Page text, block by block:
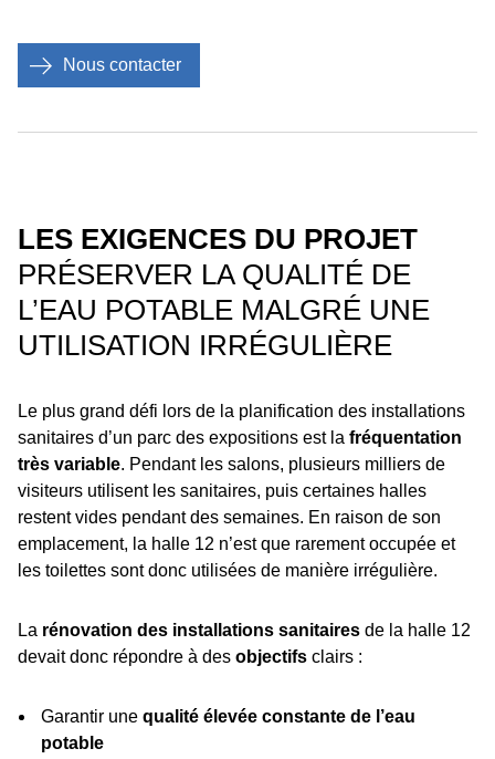
Nous contacter
LES EXIGENCES DU PROJET
PRÉSERVER LA QUALITÉ DE
L’EAU POTABLE MALGRÉ UNE
UTILISATION IRRÉGULIÈRE
Le plus grand défi lors de la planification des installations
sanitaires d’un parc des expositions est la fréquentation
très variable. Pendant les salons, plusieurs milliers de
visiteurs utilisent les sanitaires, puis certaines halles
restent vides pendant des semaines. En raison de son
emplacement, la halle 12 n’est que rarement occupée et
les toilettes sont donc utilisées de manière irrégulière.
La rénovation des installations sanitaires de la halle 12
devait donc répondre à des objectifs clairs :
Garantir une qualité élevée constante de l’eau
potable